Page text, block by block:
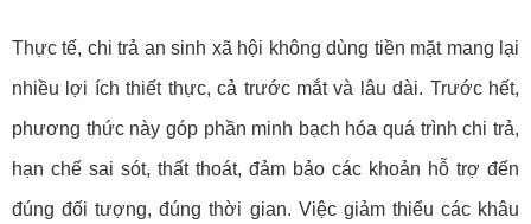
Thực tế, chi trả an sinh xã hội không dùng tiền mặt mang lại
nhiều lợi ích thiết thực, cả trước mắt và lâu dài. Trước hết,
phương thức này góp phần minh bạch hóa quá trình chi trả,
hạn chế sai sót, thất thoát, đảm bảo các khoản hỗ trợ đến
đúng đối tượng, đúng thời gian. Việc giảm thiểu các khâu